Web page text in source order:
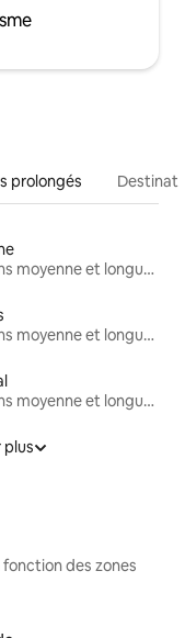
prolongés
Locations moyenne et longue durée
Locations moyenne et longue durée
Locations moyenne et longue durée
des zones